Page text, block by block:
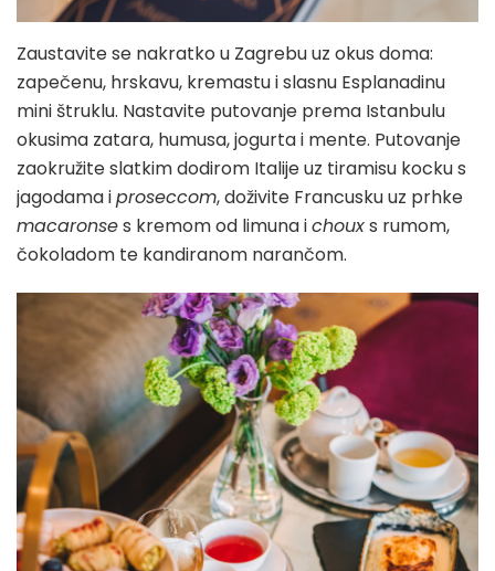
Zaustavite se nakratko u Zagrebu uz okus doma:
zapečenu, hrskavu, kremastu i slasnu Esplanadinu
mini štruklu. Nastavite putovanje prema Istanbulu
okusima zatara, humusa, jogurta i mente. Putovanje
zaokružite slatkim dodirom Italije uz tiramisu kocku s
jagodama iproseccom, doživite Francusku uz prhke
macaronses kremom od limuna ichouxs rumom,
čokoladom te kandiranom narančom.